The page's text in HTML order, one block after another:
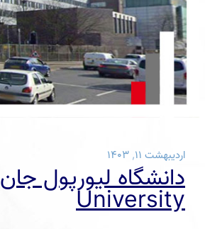
اردیبهشت ۱۱, ۱۴۰۳
University